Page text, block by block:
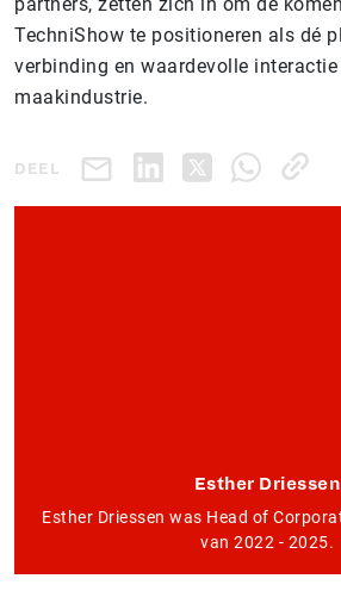
TechniShow te positioneren als dé
verbinding en waardevolle
maakindustrie.
DEEL
Esther Driessen
Esther Driessen was Head of
van 2022 - 2025.